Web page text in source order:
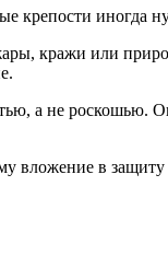
иногда
кражи или
а не роскошью.
вложение в